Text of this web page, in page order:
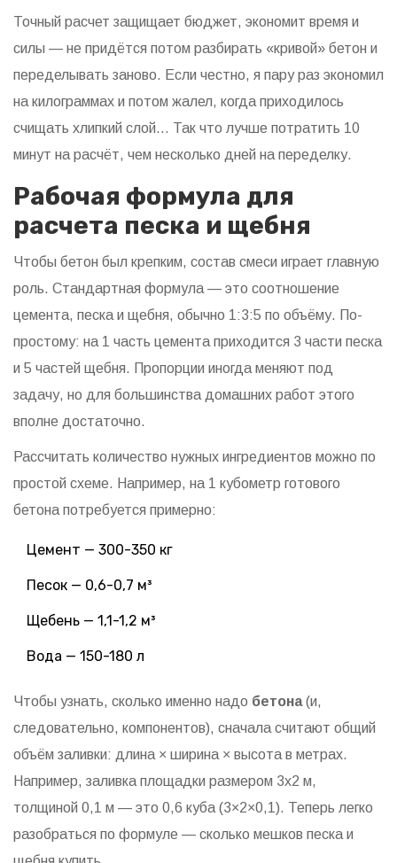
Точный расчет защищает бюджет, экономит время и
силы — не придётся потом разбирать «кривой» бетон и
переделывать заново. Если честно, я пару раз экономил
на килограммах и потом жалел, когда приходилось
счищать хлипкий слой… Так что лучше потратить 10
минут на расчёт, чем несколько дней на переделку.
Рабочая формула для
расчета песка и щебня
Чтобы бетон был крепким, состав смеси играет главную
роль. Стандартная формула — это соотношение
цемента, песка и щебня, обычно 1:3:5 по объёму. По-
простому: на 1 часть цемента приходится 3 части песка
и 5 частей щебня. Пропорции иногда меняют под
задачу, но для большинства домашних работ этого
вполне достаточно.
Рассчитать количество нужных ингредиентов можно по
простой схеме. Например, на 1 кубометр готового
бетона потребуется примерно:
Цемент — 300-350 кг
Песок — 0,6-0,7 м³
Щебень — 1,1-1,2 м³
Вода — 150-180 л
Чтобы узнать, сколько именно надо бетона(и,
следовательно, компонентов), сначала считают общий
объём заливки: длина × ширина × высота в метрах.
Например, заливка площадки размером 3х2 м,
толщиной 0,1 м — это 0,6 куба (3×2×0,1). Теперь легко
разобраться по формуле — сколько мешков песка и